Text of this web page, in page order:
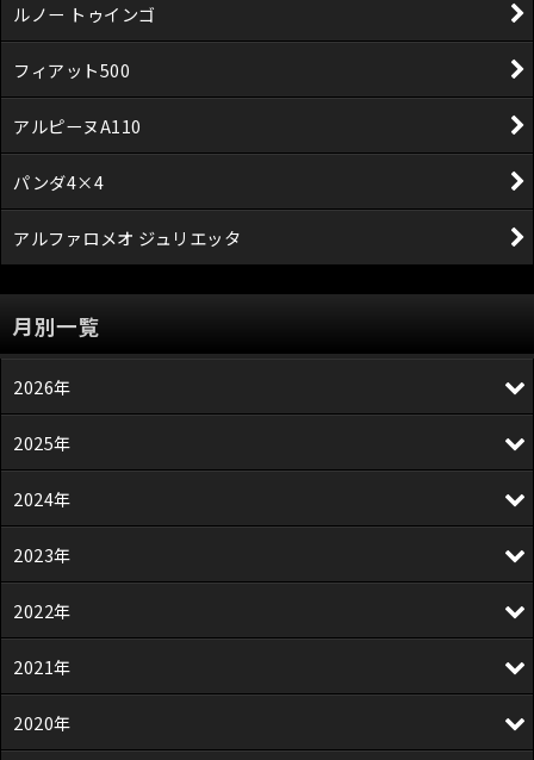
ルノー トゥインゴ
フィアット500
アルピーヌA110
パンダ4×4
アルファロメオ ジュリエッタ
月別一覧
2026年
2025年
2024年
2023年
2022年
2021年
2020年